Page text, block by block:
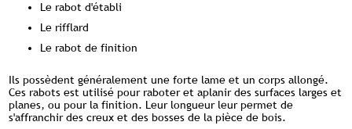
Le rabot d'établi
Le rifflard
Le rabot de finition
Ils possèdent généralement une forte lame et un corps allongé.
Ces rabots est utilisé pour raboter et aplanir des surfaces larges et
planes, ou pour la finition. Leur longueur leur permet de
s'affranchir des creux et des bosses de la pièce de bois.